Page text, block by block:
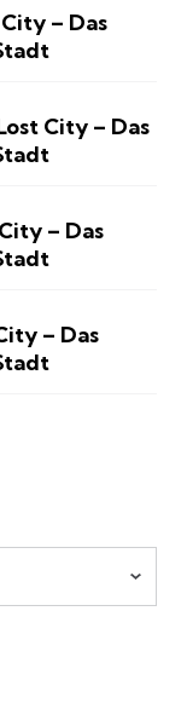
– Das
City – Das
– Das
– Das